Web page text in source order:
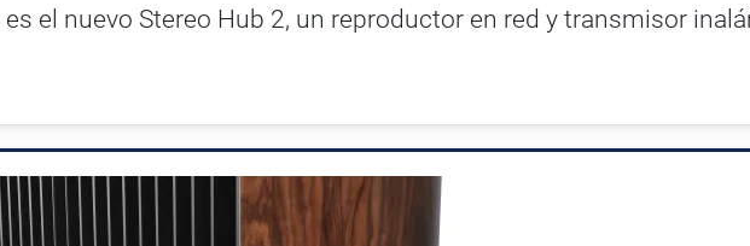
el nuevo Stereo Hub 2, un reproductor en red y transmisor